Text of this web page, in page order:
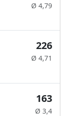
Ø 4,79
226
Ø 4,71
163
Ø 3,4